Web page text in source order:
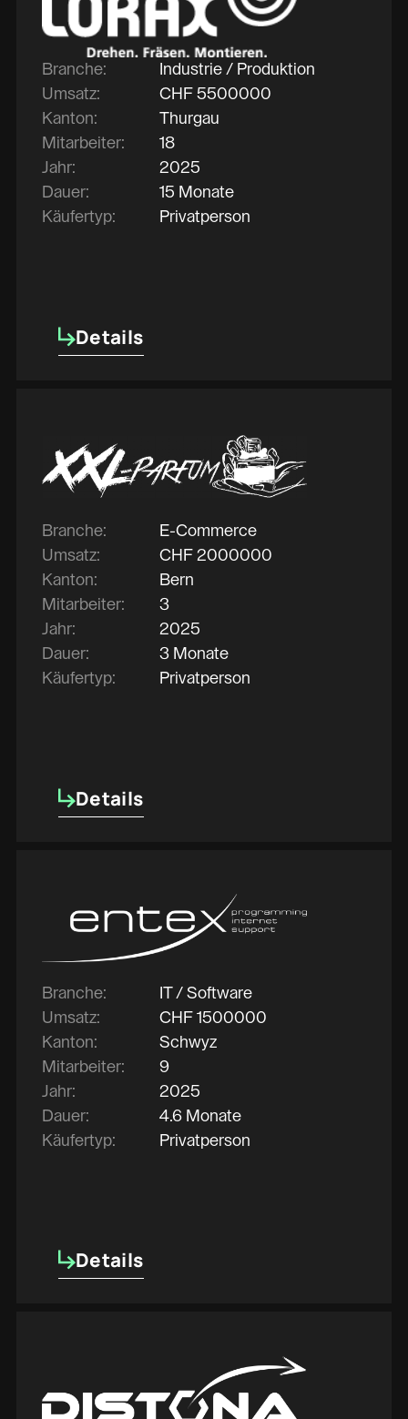
Branche:
Industrie / Produktion
Umsatz:
CHF 5500000
Kanton:
Thurgau
Mitarbeiter:
18
Jahr:
2025
Dauer:
15 Monate
Käufertyp:
Privatperson
Details
Details
Branche:
E-Commerce
Umsatz:
CHF 2000000
Kanton:
Bern
Mitarbeiter:
3
Jahr:
2025
Dauer:
3 Monate
Käufertyp:
Privatperson
Details
Details
Branche:
IT / Software
Umsatz:
CHF 1500000
Kanton:
Schwyz
Mitarbeiter:
9
Jahr:
2025
Dauer:
4.6 Monate
Käufertyp:
Privatperson
Details
Details